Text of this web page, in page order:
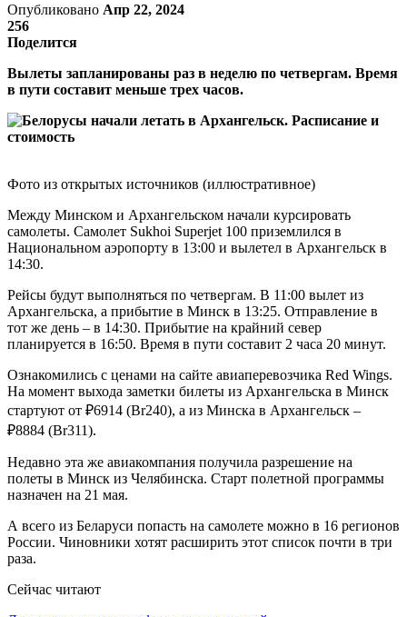
Опубликовано Апр 22, 2024
256
Поделится
Вылеты запланированы раз в неделю по четвергам. Время
в пути составит меньше трех часов.
Фото из открытых источников (иллюстративное)
Между Минском и Архангельском начали курсировать
самолеты. Самолет Sukhoi Superjet 100 приземлился в
Национальном аэропорту в 13:00 и вылетел в Архангельск в
14:30.
Рейсы будут выполняться по четвергам. В 11:00 вылет из
Архангельска, а прибытие в Минск в 13:25. Отправление в
тот же день – в 14:30. Прибытие на крайний север
планируется в 16:50. Время в пути составит 2 часа 20 минут.
Ознакомились с ценами на сайте авиаперевозчика Red Wings.
На момент выхода заметки билеты из Архангельска в Минск
стартуют от ₽6914 (Br240), а из Минска в Архангельск –
₽8884 (Br311).
Недавно эта же авиакомпания получила разрешение на
полеты в Минск из Челябинска. Старт полетной программы
назначен на 21 мая.
А всего из Беларуси попасть на самолете можно в 16 регионов
России. Чиновники хотят расширить этот список почти в три
раза.
Сейчас читают